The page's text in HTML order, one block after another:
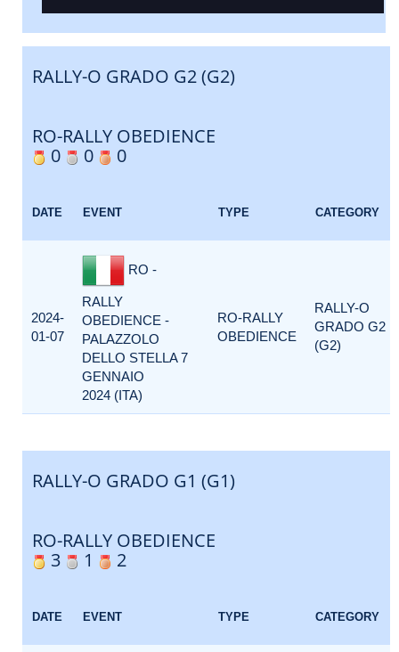
RALLY-O GRADO G2 (G2)
RO-RALLY OBEDIENCE
0
0 0
DATE EVENT TYPE CATEGORY
2024-
01-07
RO -
RALLY
OBEDIENCE -
PALAZZOLO
DELLO STELLA 7
GENNAIO
2024 (ITA)
RO-RALLY
OBEDIENCE
RALLY-O
GRADO G2
(G2)
RALLY-O GRADO G1 (G1)
RO-RALLY OBEDIENCE
3
1 2
DATE EVENT TYPE CATEGORY